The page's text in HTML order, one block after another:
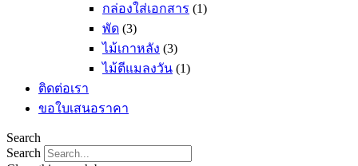
กล่องใส่เอกสาร (1)
พัด (3)
ไม้เกาหลัง (3)
ไม้ตีแมลงวัน (1)
ติดต่อเรา
ขอใบเสนอราคา
Search
Search